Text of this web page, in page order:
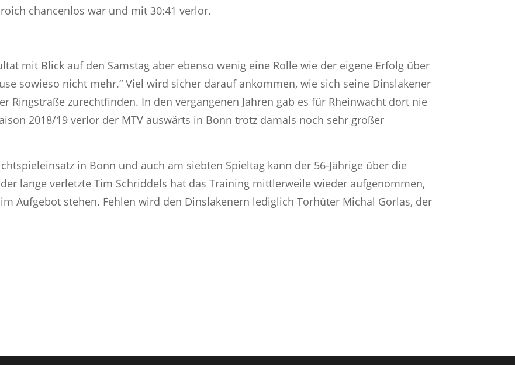
chancenlos war und mit 30:41 verlor.
mit Blick auf den Samstag aber ebenso wenig eine Rolle wie der eigene Erfolg über
sowieso nicht mehr.“ Viel wird sicher darauf ankommen, wie sich seine Dinslakener
Ringstraße zurechtfinden. In den vergangenen Jahren gab es für Rheinwacht dort nie
2018/19 verlor der MTV auswärts in Bonn trotz damals noch sehr großer
in Bonn und auch am siebten Spieltag kann der 56-Jährige über die
lange verletzte Tim Schriddels hat das Training mittlerweile wieder aufgenommen,
Aufgebot stehen. Fehlen wird den Dinslakenern lediglich Torhüter Michal Gorlas, der